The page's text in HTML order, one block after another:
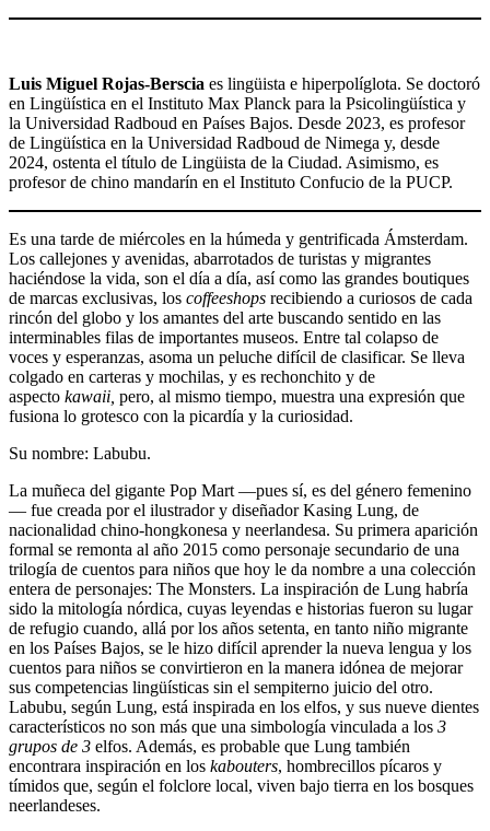
Luis Miguel Rojas-Berscia es lingüista e hiperpolíglota. Se doctoró
en Lingüística en el Instituto Max Planck para la Psicolingüística y
la Universidad Radboud en Países Bajos. Desde 2023, es profesor
de Lingüística en la Universidad Radboud de Nimega y, desde
2024, ostenta el título de Lingüista de la Ciudad. Asimismo, es
profesor de chino mandarín en el Instituto Confucio de la PUCP.
Es una tarde de miércoles en la húmeda y gentrificada Ámsterdam.
Los callejones y avenidas, abarrotados de turistas y migrantes
haciéndose la vida, son el día a día, así como las grandes boutiques
de marcas exclusivas, los coffeeshops recibiendo a curiosos de cada
rincón del globo y los amantes del arte buscando sentido en las
interminables filas de importantes museos. Entre tal colapso de
voces y esperanzas, asoma un peluche difícil de clasificar. Se lleva
colgado en carteras y mochilas, y es rechonchito y de
aspecto kawaii, pero, al mismo tiempo, muestra una expresión que
fusiona lo grotesco con la picardía y la curiosidad.
Su nombre: Labubu.
La muñeca del gigante Pop Mart —pues sí, es del género femenino
— fue creada por el ilustrador y diseñador Kasing Lung, de
nacionalidad chino-hongkonesa y neerlandesa. Su primera aparición
formal se remonta al año 2015 como personaje secundario de una
trilogía de cuentos para niños que hoy le da nombre a una colección
entera de personajes: The Monsters. La inspiración de Lung habría
sido la mitología nórdica, cuyas leyendas e historias fueron su lugar
de refugio cuando, allá por los años setenta, en tanto niño migrante
en los Países Bajos, se le hizo difícil aprender la nueva lengua y los
cuentos para niños se convirtieron en la manera idónea de mejorar
sus competencias lingüísticas sin el sempiterno juicio del otro.
Labubu, según Lung, está inspirada en los elfos, y sus nueve dientes
característicos no son más que una simbología vinculada a los 3
grupos de 3 elfos. Además, es probable que Lung también
encontrara inspiración en los kabouters, hombrecillos pícaros y
tímidos que, según el folclore local, viven bajo tierra en los bosques
neerlandeses.